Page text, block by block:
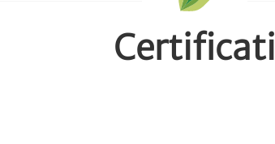
Certificati